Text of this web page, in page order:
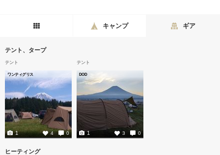
キャンプ ギア
テント、タープ
テント
ワンティグリス
4 0
1
テント
DOD
3 0
1
ヒーティング